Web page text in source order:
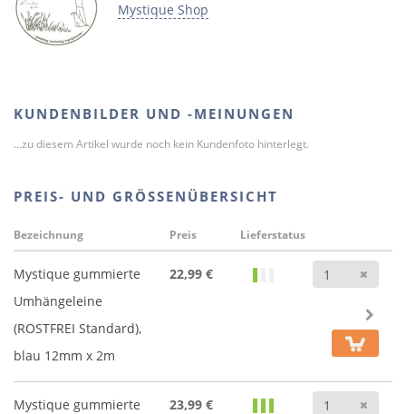
Mystique Shop
KUNDENBILDER UND -MEINUNGEN
...zu diesem Artikel wurde noch kein Kundenfoto hinterlegt.
PREIS- UND GRÖSSENÜBERSICHT
Bezeichnung Preis Lieferstatus
Mystique gummierte
Umhängeleine
(ROSTFREI Standard),
blau 12mm x 2m
22,99 €
Mystique gummierte
23,99 €